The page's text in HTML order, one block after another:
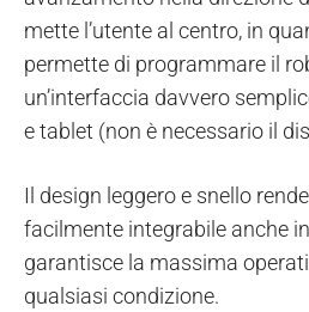
mette l’utente al centro, in
permette di programmare il
un’interfaccia davvero
e tablet (non è necessario il
Il design leggero e snello
facilmente integrabile anche
garantisce la massima
qualsiasi condizione.